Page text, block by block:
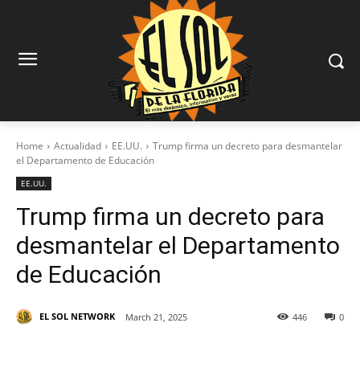
Home Actualidad EE.UU.
Trump firma un decreto para desmantelar
el Departamento de Educación
EE.UU.
Trump firma un decreto para
desmantelar el Departamento
de Educación
EL SOL NETWORK March 21, 2025 0
446